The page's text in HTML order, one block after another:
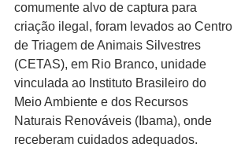
comumente alvo de captura para
criação ilegal, foram levados ao Centro
de Triagem de Animais Silvestres
(CETAS), em Rio Branco, unidade
vinculada ao Instituto Brasileiro do
Meio Ambiente e dos Recursos
Naturais Renováveis (Ibama), onde
receberam cuidados adequados.